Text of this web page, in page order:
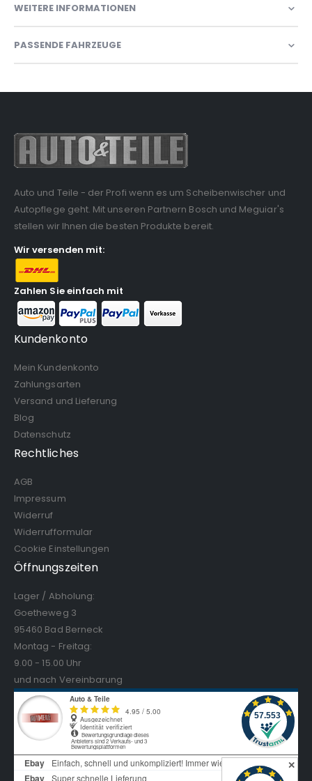
WEITERE INFORMATIONEN
PASSENDE FAHRZEUGE
Auto und Teile - der Profi wenn es um Scheibenwischer und
Autopflege geht. Mit unseren Partnern Bosch und Meguiar's
stellen wir Ihnen die besten Produkte bereit.
Wir versenden mit:
Zahlen Sie einfach mit
Kundenkonto
Mein Kundenkonto
Zahlungsarten
Versand und Lieferung
Blog
Datenschutz
Rechtliches
AGB
Impressum
Widerruf
Widerrufformular
Cookie Einstellungen
Öffnungszeiten
Lager / Abholung:
Goetheweg 3
95460 Bad Berneck
Montag - Freitag:
9.00 - 15.00 Uhr
und nach Vereinbarung
✕